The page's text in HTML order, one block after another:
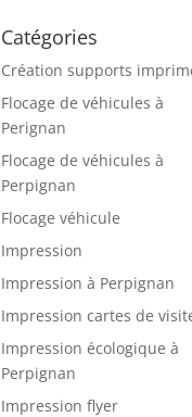
Catégories
Création supports
Flocage de véhicules à
Perignan
Flocage de véhicules à
Perpignan
Flocage véhicule
Impression
Impression à Perpignan
Impression cartes de
Impression écologique à
Perpignan
Impression flyer